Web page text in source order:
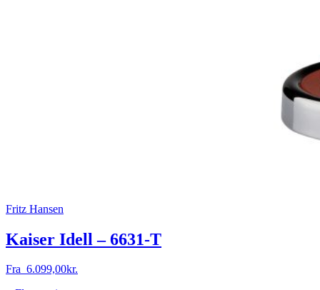
Fritz Hansen
Kaiser Idell – 6631-T
Fra 6.099,00kr.